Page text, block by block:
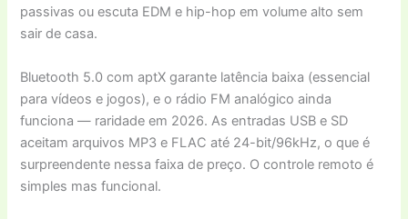
passivas ou escuta EDM e hip-hop em volume alto sem
sair de casa.
Bluetooth 5.0 com aptX garante latência baixa (essencial
para vídeos e jogos), e o rádio FM analógico ainda
funciona — raridade em 2026. As entradas USB e SD
aceitam arquivos MP3 e FLAC até 24-bit/96kHz, o que é
surpreendente nessa faixa de preço. O controle remoto é
simples mas funcional.